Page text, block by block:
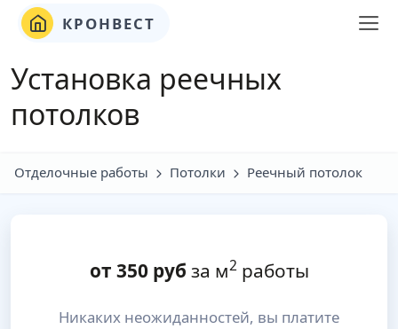
КРОНВЕСТ
Установка реечных
потолков
Отделочные работы Потолки Реечный потолок
от 350руб за м2работы
Никаких неожиданностей, вы платите